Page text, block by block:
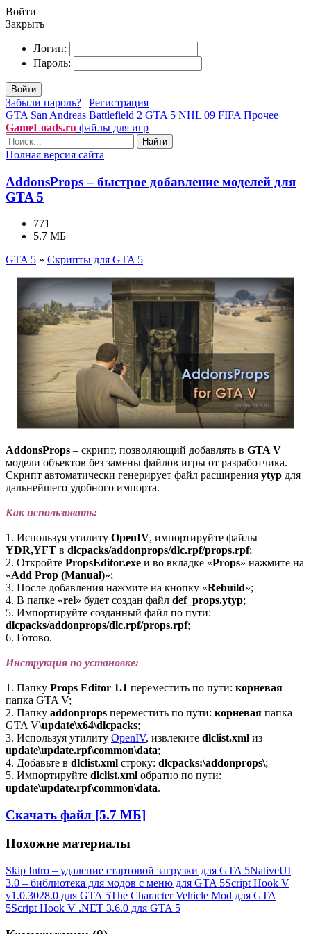
Войти
Закрыть
Логин:
Пароль:
Войти
Забыли пароль? | Регистрация
GTA San Andreas Battlefield 2 GTA 5 NHL 09 FIFA Прочее
GameLoads.ru файлы для игр
Найти
Полная версия сайта
AddonsProps – быстрое добавление моделей для
GTA 5
771
5.7 МБ
GTA 5 » Скрипты для GTA 5
AddonsProps – скрипт, позволяющий добавлять в GTA V
модели объектов без замены файлов игры от разработчика.
Скрипт автоматически генерирует файл расширения ytyp для
дальнейшего удобного импорта.
Как использовать:
1. Используя утилиту OpenIV, импортируйте файлы
YDR,YFT в dlcpacks/addonprops/dlc.rpf/props.rpf;
2. Откройте PropsEditor.exe и во вкладке «Props» нажмите на
«Add Prop (Manual)»;
3. После добавления нажмите на кнопку «Rebuild»;
4. В папке «rel» будет создан файл def_props.ytyp;
5. Импортируйте созданный файл по пути:
dlcpacks/addonprops/dlc.rpf/props.rpf;
6. Готово.
Инструкция по установке:
1. Папку Props Editor 1.1 переместить по пути: корневая
папка GTA V;
2. Папку addonprops переместить по пути: корневая папка
GTA V\update\x64\dlcpacks;
3. Используя утилиту OpenIV, извлеките dlclist.xml из
update\update.rpf\common\data;
4. Добавьте в dlclist.xml строку: dlcpacks:\addonprops\;
5. Импортируйте dlclist.xml обратно по пути:
update\update.rpf\common\data.
Скачать файл [5.7 МБ]
Похожие материалы
Skip Intro – удаление стартовой загрузки для GTA 5NativeUI
3.0 – библиотека для модов с меню для GTA 5Script Hook V
v1.0.3028.0 для GTA 5The Character Vehicle Mod для GTA
5Script Hook V .NET 3.6.0 для GTA 5